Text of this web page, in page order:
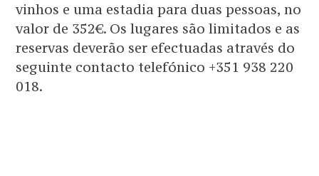
vinhos e uma estadia para duas pessoas, no
valor de 352€. Os lugares são limitados e as
reservas deverão ser efectuadas através do
seguinte contacto telefónico +351 938 220
018.